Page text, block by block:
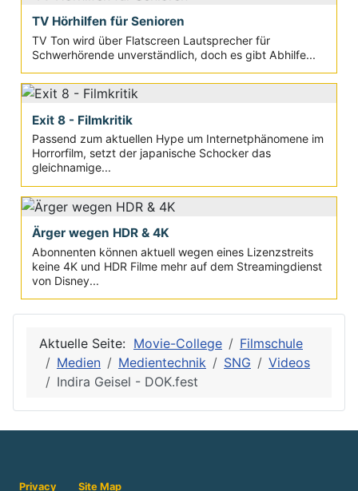
TV Hörhilfen für Senioren
TV Ton wird über Flatscreen Lautsprecher für
Schwerhörende unverständlich, doch es gibt Abhilfe...
Exit 8 - Filmkritik
Passend zum aktuellen Hype um Internetphänomene im
Horrorfilm, setzt der japanische Schocker das
gleichnamige...
Ärger wegen HDR & 4K
Abonnenten können aktuell wegen eines Lizenzstreits
keine 4K und HDR Filme mehr auf dem Streamingdienst
von Disney...
Aktuelle Seite: Movie-College
Filmschule
Medien
Medientechnik SNG
Videos
Indira Geisel - DOK.fest
Privacy Site Map